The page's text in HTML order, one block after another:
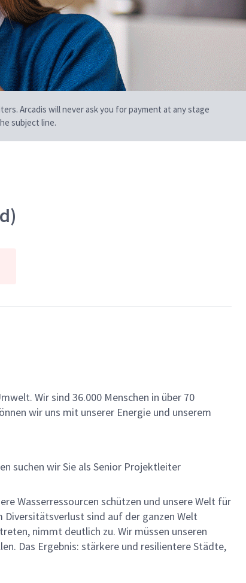
Arcadis will never ask you for payment at any stage
subject line.
Wir sind 36.000 Menschen in über 70
wir uns mit unserer Energie und unserem
suchen wir Sie als Senior Projektleiter
Wasserressourcen schützen und unsere Welt für
Diversitätsverlust sind auf der ganzen Welt
nimmt deutlich zu. Wir müssen unseren
Das Ergebnis: stärkere und resilientere Städte,